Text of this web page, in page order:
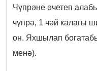
Чүпрәне әчетеп
чүпрә, 1 чәй калагы
он. Яхшылап
менә).